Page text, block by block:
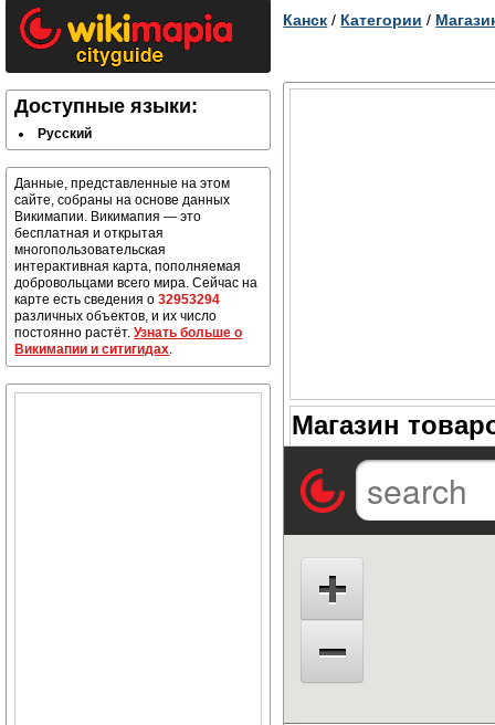
Доступные языки:
Русский
Данные, представленные на этом
сайте, собраны на основе данных
Викимапии. Викимапия — это
бесплатная и открытая
многопользовательская
интерактивная карта, пополняемая
добровольцами всего мира. Сейчас на
карте есть сведения о32953294
различных объектов, и их число
постоянно растёт.Узнать больше о
Викимапии и ситигидах.
Канск / Категории /
Магазин